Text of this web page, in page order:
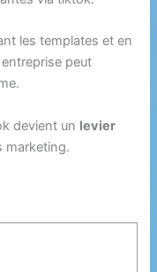
les templates et en
peut
devient un levier
marketing.